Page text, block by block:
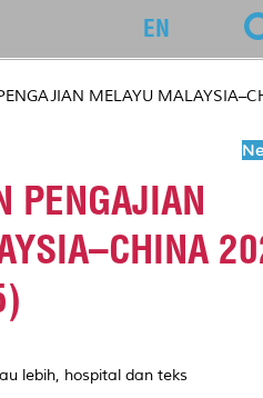
EN
MELAYU
PENGAJIAN